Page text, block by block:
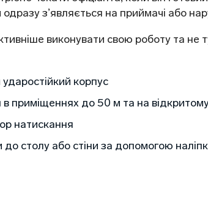
з’являється на приймачі або
виконувати свою роботу та не
корпус
в приміщеннях до 50 м та на
натискання
столу або стіни за допомогою